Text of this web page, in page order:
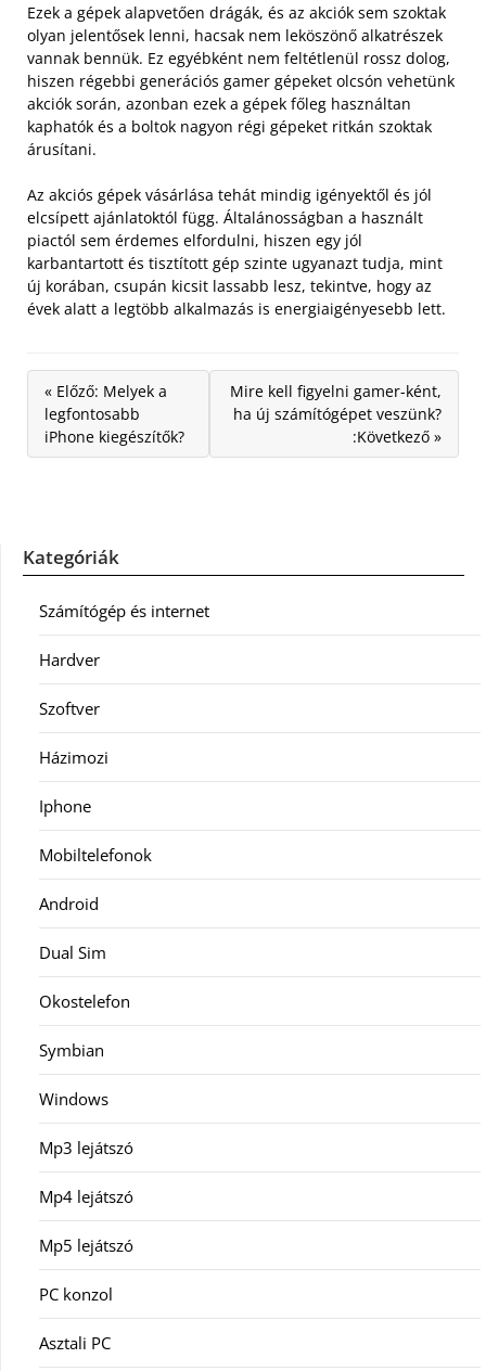
Ezek a gépek alapvetően drágák, és az akciók sem szoktak
olyan jelentősek lenni, hacsak nem leköszönő alkatrészek
vannak bennük. Ez egyébként nem feltétlenül rossz dolog,
hiszen régebbi generációs gamer gépeket olcsón vehetünk
akciók során, azonban ezek a gépek főleg használtan
kaphatók és a boltok nagyon régi gépeket ritkán szoktak
árusítani.
Az akciós gépek vásárlása tehát mindig igényektől és jól
elcsípett ajánlatoktól függ. Általánosságban a használt
piactól sem érdemes elfordulni, hiszen egy jól
karbantartott és tisztított gép szinte ugyanazt tudja, mint
új korában, csupán kicsit lassabb lesz, tekintve, hogy az
évek alatt a legtöbb alkalmazás is energiaigényesebb lett.
« Előző: Melyek a
legfontosabb
iPhone kiegészítők?
Mire kell figyelni gamer-ként,
ha új számítógépet veszünk?
:Következő »
Kategóriák
Számítógép és internet
Hardver
Szoftver
Házimozi
Iphone
Mobiltelefonok
Android
Dual Sim
Okostelefon
Symbian
Windows
Mp3 lejátszó
Mp4 lejátszó
Mp5 lejátszó
PC konzol
Asztali PC